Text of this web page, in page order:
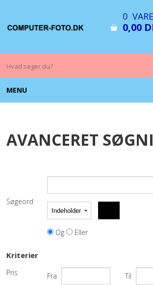
0
0,00
MENU
BILLEDER
TABLETS & SMARTPHONES/WATCHES
DIVERSE
AVANCERET
Søgeord
Og Eller
Kriterier
Pris Fra Til